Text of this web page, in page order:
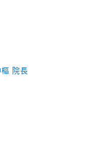
院長